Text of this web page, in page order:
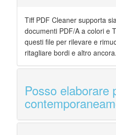
Tiff PDF Cleaner supporta
documenti PDF/A a colori e
questi file per rilevare e
ritagliare bordi e altro ancora.
Posso elaborare